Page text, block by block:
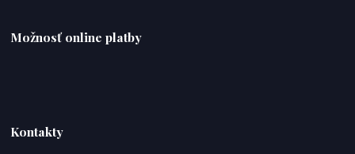
Možnosť online platby
Kontakty